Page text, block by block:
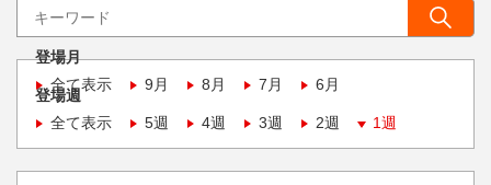
登場月
全て表示
9月 8月 7月 6月
登場週
全て表示
5週 4週 3週 2週 1週